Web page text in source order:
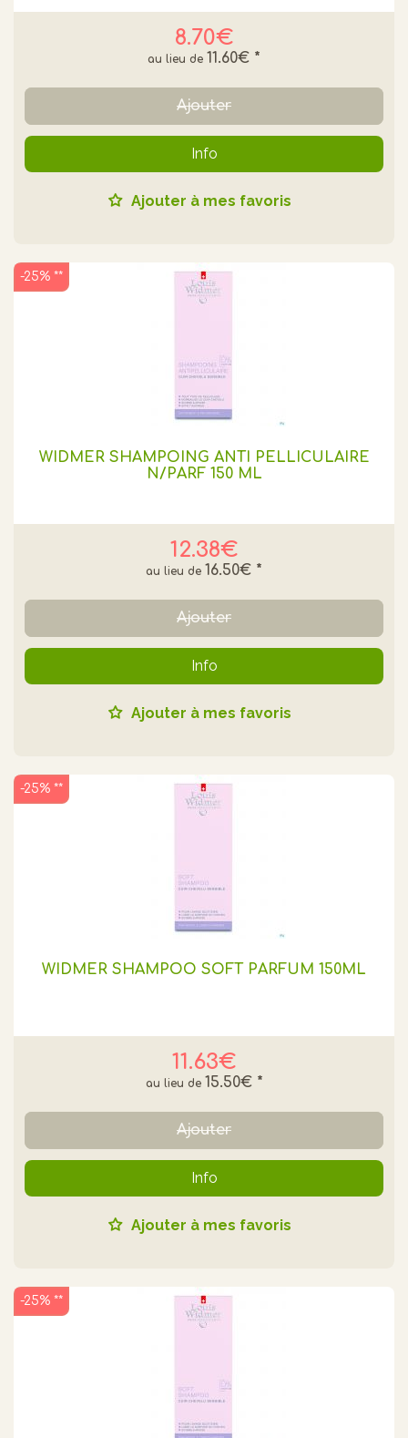
8.70€
11.60€ *
Ajouter
Info
Ajouter à mes favoris
WIDMER SHAMPOING ANTI PELLICULAIRE
N/PARF 150 ML
12.38€
16.50€ *
-25% **
Ajouter
Info
Ajouter à mes favoris
WIDMER SHAMPOO SOFT PARFUM 150ML
11.63€
15.50€ *
-25% **
Ajouter
Info
Ajouter à mes favoris
-25% **